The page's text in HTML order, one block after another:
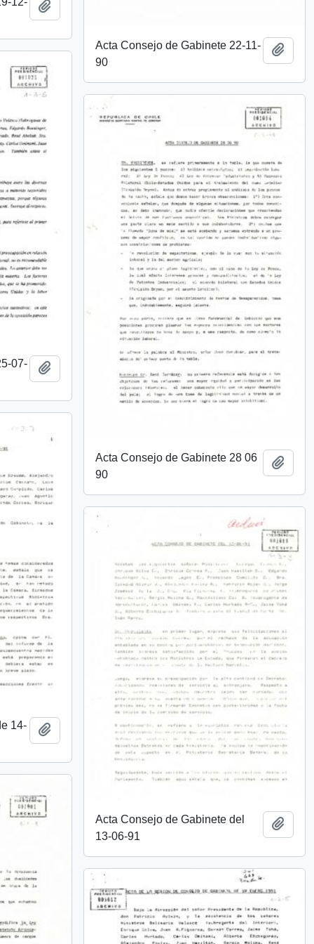
Añadir al portapapeles
Acta Consejo de Gabinete 22-11-
90
07-
Añadir al portapapeles
Acta Consejo de Gabinete 28 06
90
14-
Añadir al portapapeles
Acta Consejo de Gabinete del
13-06-91